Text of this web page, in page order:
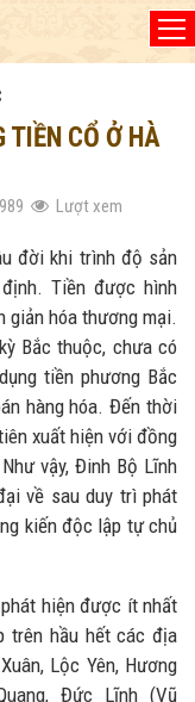
TIỀN CỔ Ở HÀ
989 Lượt xem
khi trình độ sản
Tiền được hình
giản hóa thương mại.
Bắc thuộc, chưa có
tiền phương Bắc
hàng hóa. Đến thời
xuất hiện với đồng
vậy, Đinh Bộ Lĩnh
về sau duy trì phát
kiến độc lập tự chủ
hiện được ít nhất
trên hầu hết các địa
Lộc Yên, Hương
Đức Lĩnh (Vũ